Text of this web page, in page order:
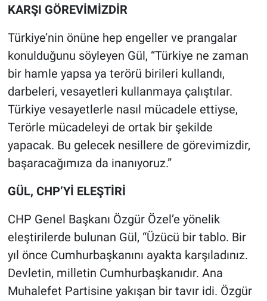
KARŞI GÖREVİMİZDİR
Türkiye’nin önüne hep engeller ve prangalar
konulduğunu söyleyen Gül, “Türkiye ne zaman
bir hamle yapsa ya terörü birileri kullandı,
darbeleri, vesayetleri kullanmaya çalıştılar.
Türkiye vesayetlerle nasıl mücadele ettiyse,
Terörle mücadeleyi de ortak bir şekilde
yapacak. Bu gelecek nesillere de görevimizdir,
başaracağımıza da inanıyoruz.”
GÜL, CHP’Yİ ELEŞTİRİ
CHP Genel Başkanı Özgür Özel’e yönelik
eleştirilerde bulunan Gül, “Üzücü bir tablo. Bir
yıl önce Cumhurbaşkanını ayakta karşıladınız.
Devletin, milletin Cumhurbaşkanıdır. Ana
Muhalefet Partisine yakışan bir tavır idi. Özgür